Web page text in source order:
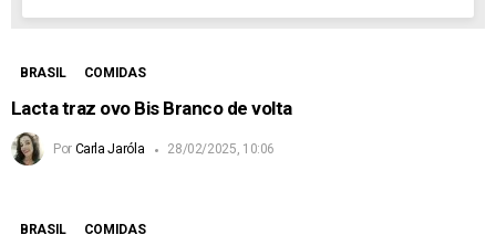
BRASIL COMIDAS
Lacta traz ovo Bis Branco de volta
Por Carla Jaróla 28/02/2025, 10:06
BRASIL COMIDAS